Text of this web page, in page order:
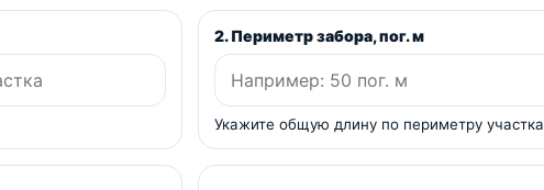
2. Периметр забора, пог. м
Укажите общую длину по периметру участка